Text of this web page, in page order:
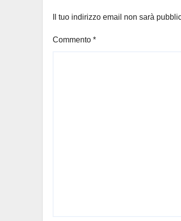
Il tuo indirizzo email non sarà
Commento *